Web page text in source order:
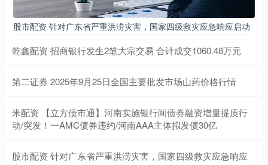
股市配资 针对广东省严重洪涝灾害，国家四级救灾应急响应启动
乾鑫配资 招商银行发生2笔大宗交易 合计成交1060.48万元
第二证券 2025年9月25日全国主要批发市场山药价格行情
米配资 【立方债市通】河南实施银行间债券融资增量提质行
动/突发！一AMC债券违约/河南AAA主体拟发债30亿
股市配资 针对广东省严重洪涝灾害，国家四级救灾应急响应